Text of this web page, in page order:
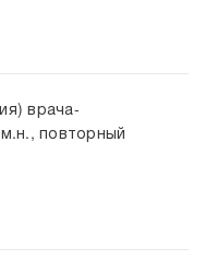
врача-
повторный